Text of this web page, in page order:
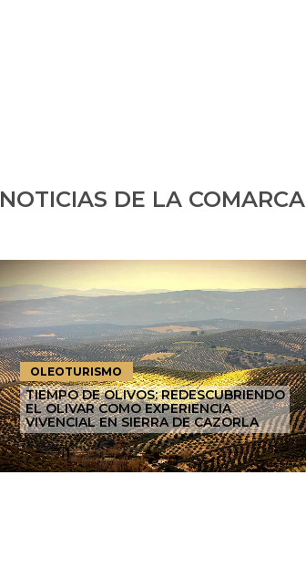
NOTICIAS DE LA COMARCA
OLEOTURISMO
TIEMPO DE OLIVOS: REDESCUBRIENDO
EL OLIVAR COMO EXPERIENCIA
VIVENCIAL EN SIERRA DE CAZORLA